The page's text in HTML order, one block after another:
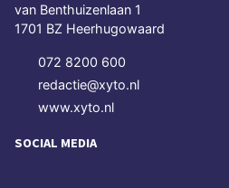
van Benthuizenlaan 1
1701 BZ Heerhugowaard
072 8200 600
redactie@xyto.nl
www.xyto.nl
SOCIAL MEDIA